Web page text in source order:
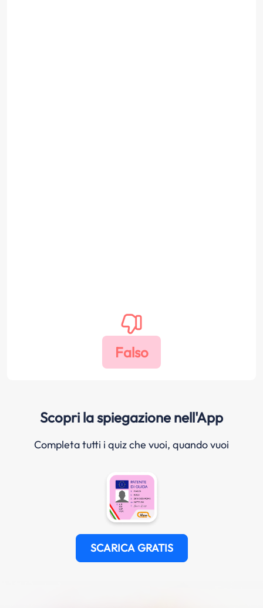
Scopri la spiegazione nell'App
Completa tutti i quiz che vuoi, quando vuoi
SCARICA GRATIS